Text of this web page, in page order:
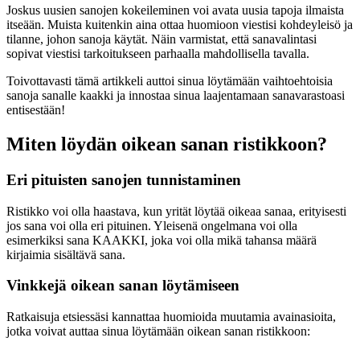
Joskus uusien sanojen kokeileminen voi avata uusia tapoja ilmaista
itseään. Muista kuitenkin aina ottaa huomioon viestisi kohdeyleisö ja
tilanne, johon sanoja käytät. Näin varmistat, että sanavalintasi
sopivat viestisi tarkoitukseen parhaalla mahdollisella tavalla.
Toivottavasti tämä artikkeli auttoi sinua löytämään vaihtoehtoisia
sanoja sanalle kaakki ja innostaa sinua laajentamaan sanavarastoasi
entisestään!
Miten löydän oikean sanan ristikkoon?
Eri pituisten sanojen tunnistaminen
Ristikko voi olla haastava, kun yrität löytää oikeaa sanaa, erityisesti
jos sana voi olla eri pituinen. Yleisenä ongelmana voi olla
esimerkiksi sana KAAKKI, joka voi olla mikä tahansa määrä
kirjaimia sisältävä sana.
Vinkkejä oikean sanan löytämiseen
Ratkaisuja etsiessäsi kannattaa huomioida muutamia avainasioita,
jotka voivat auttaa sinua löytämään oikean sanan ristikkoon: